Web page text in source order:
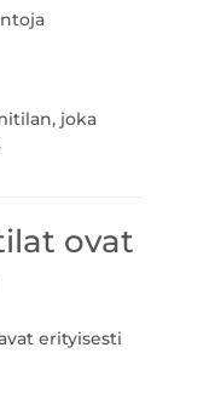
joka
ovat
erityisesti